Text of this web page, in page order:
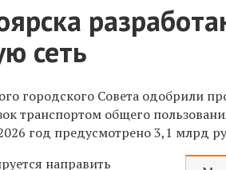
сеть
городского Совета одобрили
транспортом общего
год предусмотрено 3,1 млрд
направить